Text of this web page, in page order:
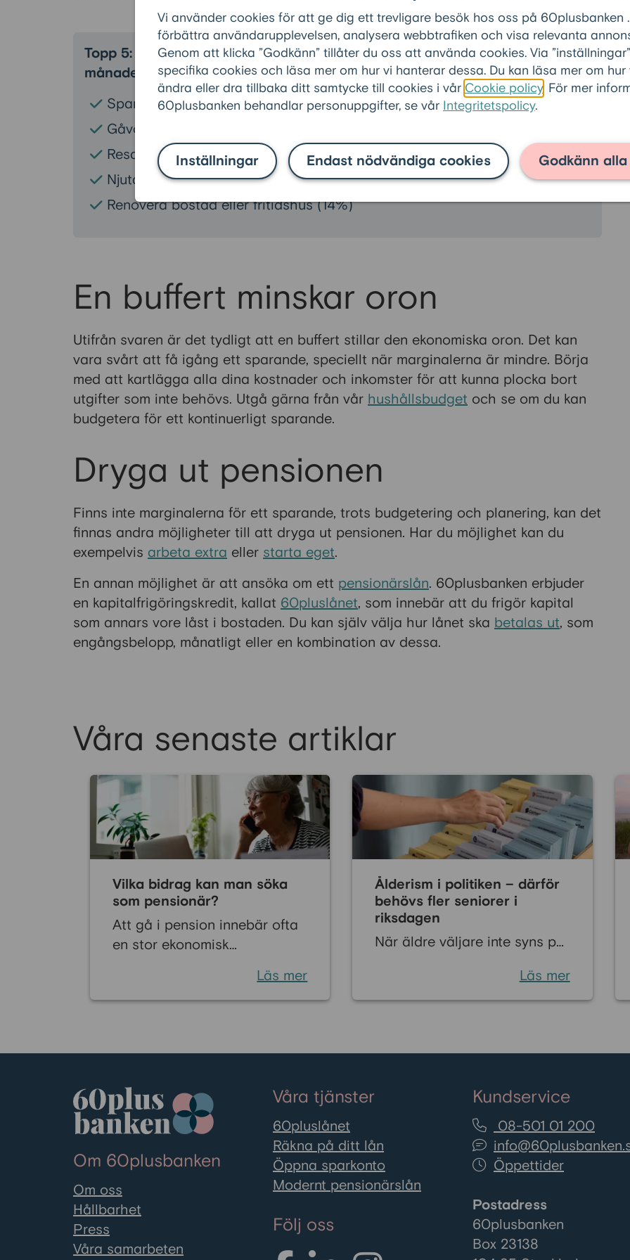
Vi använder cookies för att ge dig ett trevligare besök hos oss på 60plusbanken
förbättra användarupplevelsen, analysera webbtrafiken och visa relevanta
Genom att klicka ”Godkänn” tillåter du oss att använda cookies. Via
specifika cookies och läsa mer om hur vi hanterar dessa. Du kan läsa mer om
ändra eller dra tillbaka ditt samtycke till cookies i vår Cookie policy . För mer
60plusbanken behandlar personuppgifter, se vår Integritetspolicy.
Inställningar Endast nödvändiga cookies Godkänn
Topp 5: Det skulle personer över 60 år göra med ett par extra tusenlappar i
månaden
Spara till buffert (45%)
Gåvor till eller aktiviteter med familjen (21%)
Resa (19%)
Njuta av god mat och andra bekvämligheter (15%)
Renovera bostad eller fritidshus (14%)
En buffert minskar oron
Utifrån svaren är det tydligt att en buffert stillar den ekonomiska oron. Det kan
vara svårt att få igång ett sparande, speciellt när marginalerna är mindre. Börja
med att kartlägga alla dina kostnader och inkomster för att kunna plocka bort
utgifter som inte behövs. Utgå gärna från vår hushållsbudget och se om du kan
budgetera för ett kontinuerligt sparande.
Dryga ut pensionen
Finns inte marginalerna för ett sparande, trots budgetering och planering, kan det
finnas andra möjligheter till att dryga ut pensionen. Har du möjlighet kan du
exempelvis arbeta extra eller starta eget.
En annan möjlighet är att ansöka om ett pensionärslån. 60plusbanken erbjuder
en kapitalfrigöringskredit, kallat 60pluslånet, som innebär att du frigör kapital
som annars vore låst i bostaden. Du kan själv välja hur lånet ska betalas ut, som
engångsbelopp, månatligt eller en kombination av dessa.
Våra senaste artiklar
Vilka bidrag kan man söka
som pensionär?
Att gå i pension innebär ofta
en stor ekonomisk
regelbundna lönen byts ut
bidra till en tryggare vardag
som pensionär. Vissa stöd är
särskilt riktade till
pensionärer, medan andra
kan sökas av alla med låga
levnadskostnader. Här går vi
igenom de vanligaste
bidragen i Sverige och hur du
Läs mer
Ålderism i politiken – därför
behövs fler seniorer i
riksdagen
När äldre väljare inte syns på
erfarenheter att försvinna ur
politiken. 60plusbankens
proportionell representation
för personer över 60.
Läs mer
Om 60plusbanken
Om oss
Hållbarhet
Press
Våra samarbeten
Våra tjänster
60pluslånet
Räkna på ditt lån
Öppna sparkonto
Modernt pensionärslån
Följ oss
Kundservice
08-501 01 200
Öppettider
Postadress
60plusbanken
Box 23138